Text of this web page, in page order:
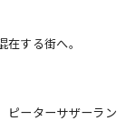
する街へ。
ーターサザーラン